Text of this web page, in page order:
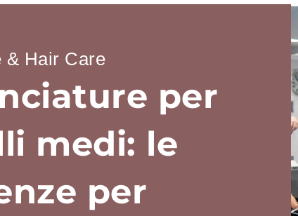
& Hair Care
per
medi: le
per